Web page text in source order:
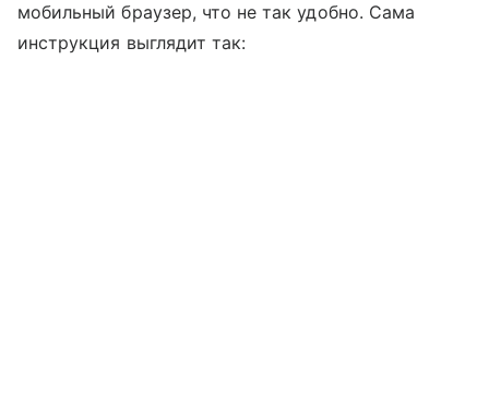
мобильный браузер, что не так удобно. Сама
инструкция выглядит так: